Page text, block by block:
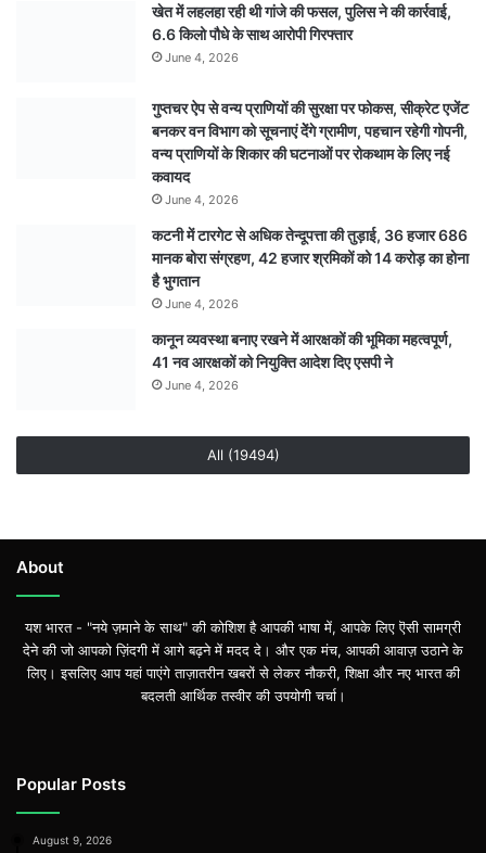
खेत में लहलहा रही थी गांजे की फसल, पुलिस ने की कार्रवाई,
6.6 किलो पौधे के साथ आरोपी गिरफ्तार
June 4, 2026
गुप्तचर ऐप से वन्य प्राणियों की सुरक्षा पर फोकस, सीक्रेट एजेंट
बनकर वन विभाग को सूचनाएं देेंगे ग्रामीण, पहचान रहेगी गोपनी,
वन्य प्राणियों के शिकार की घटनाओं पर रोकथाम के लिए नई
कवायद
June 4, 2026
कटनी में टारगेट से अधिक तेन्दूपत्ता की तुड़ाई, 36 हजार 686
मानक बोरा संग्रहण, 42 हजार श्रमिकों को 14 करोड़ का होना
है भुगतान
June 4, 2026
कानून व्यवस्था बनाए रखने में आरक्षकों की भूमिका महत्वपूर्ण,
41 नव आरक्षकों को नियुक्ति आदेश दिए एसपी ने
June 4, 2026
All (19494)
About
यश भारत - "नये ज़माने के साथ" की कोशिश है आपकी भाषा में, आपके लिए ऎसी सामग्री
देने की जो आपको ज़िंदगी में आगे बढ़ने में मदद दे। और एक मंच, आपकी आवाज़ उठाने के
लिए। इसलिए आप यहां पाएंगे ताज़ातरीन खबरों से लेकर नौकरी, शिक्षा और नए भारत की
बदलती आर्थिक तस्वीर की उपयोगी चर्चा।
Popular Posts
August 9, 2026